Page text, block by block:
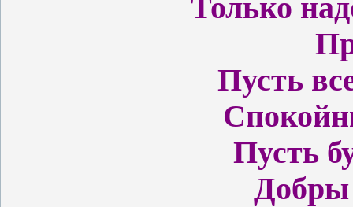
Только
Пусть
Пусть